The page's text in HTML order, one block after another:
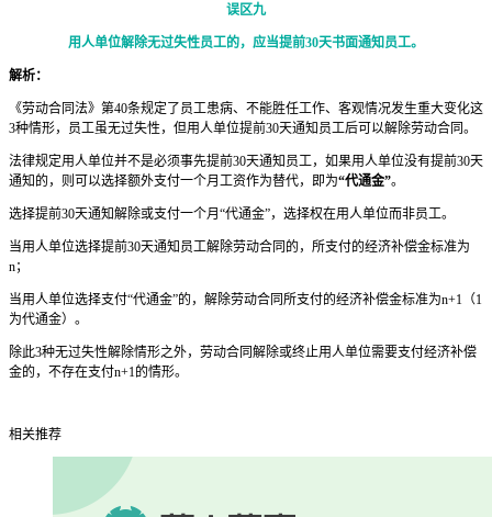
误区九
用人单位解除无过失性员工的，应当提前30天书面通知员工。
解析：
《劳动合同法》第40条规定了员工患病、不能胜任工作、客观情况发生重大变化这
3种情形，员工虽无过失性，但用人单位提前30天通知员工后可以解除劳动合同。
法律规定用人单位并不是必须事先提前30天通知员工，如果用人单位没有提前30天
通知的，则可以选择额外支付一个月工资作为替代，即为“代通金”。
选择提前30天通知解除或支付一个月“代通金”，选择权在用人单位而非员工。
当用人单位选择提前30天通知员工解除劳动合同的，所支付的经济补偿金标准为
n；
当用人单位选择支付“代通金”的，解除劳动合同所支付的经济补偿金标准为n+1（1
为代通金）。
除此3种无过失性解除情形之外，劳动合同解除或终止用人单位需要支付经济补偿
金的，不存在支付n+1的情形。
相关推荐